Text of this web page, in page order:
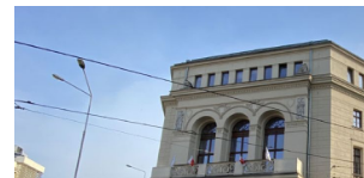
innowacyjne rozwiązania oraz
umysł.
Przygotowanie